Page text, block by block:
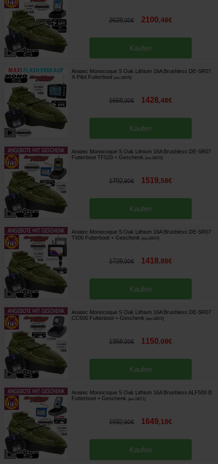
2628,00€ 2100,48€
Kaufen
Anatec Monocoque S Oak Lithium 16A Brushless DE-SR07
X-Pilot Futterboot [esc18076]
1668,00€ 1428,48€
Kaufen
Anatec Monocoque S Oak Lithium 16A Brushless DE-SR07
Futterboot TF520 + Geschenk [esc18075]
1792,90€ 1519,58€
Kaufen
Anatec Monocoque S Oak Lithium 16A Brushless DE-SR07
T600 Futterboot + Geschenk [esc18074]
1728,00€ 1418,88€
Kaufen
Anatec Monocoque S Oak Lithium 16A Brushless DE-SR07
CC500 Futterboot + Geschenk [esc18072]
1358,00€ 1150,08€
Kaufen
Anatec Monocoque S Oak Lithium 16A Brushless ALF500 B
Futterboot + Geschenk [esc18071]
1932,90€ 1649,18€
Kaufen